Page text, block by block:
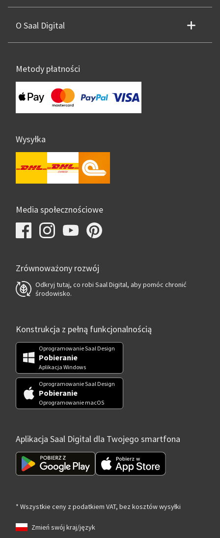
O Saal Digital
Metody płatności
Wysyłka
Media społecznościowe
Zrównoważony rozwój
Odkryj tutaj, co robi Saal Digital, aby pomóc chronić
środowisko.
Konstrukcja z pełną funkcjonalnością
Oprogramowanie Saal Design
Pobieranie
Aplikacja Windows
Oprogramowanie Saal Design
Pobieranie
Oprogramowanie macOS
Aplikacja Saal Digital dla Twojego smartfona
* Wszystkie ceny z podatkiem VAT, bez kosztów wysyłki
Zmień swój kraj/język